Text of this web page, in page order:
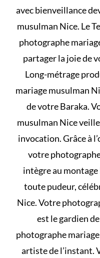
avec bienveillance
musulman Nice. Le
photographe
partager la joie de
Long-métrage
mariage musulman
de votre Baraka.
musulman Nice
invocation. Grâce à
votre
intègre au
toute pudeur,
Nice. Votre
est le gardien
photographe
artiste de l’instant.